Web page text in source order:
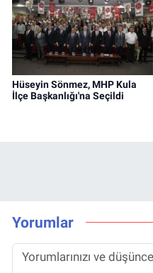
Hüseyin Sönmez, MHP Kula
İlçe Başkanlığı'na Seçildi
Yorumlar